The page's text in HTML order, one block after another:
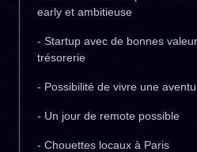
early et ambitieuse
- Startup avec de bonnes
trésorerie
- Possibilité de vivre une
- Un jour de remote possible
- Chouettes locaux à Paris